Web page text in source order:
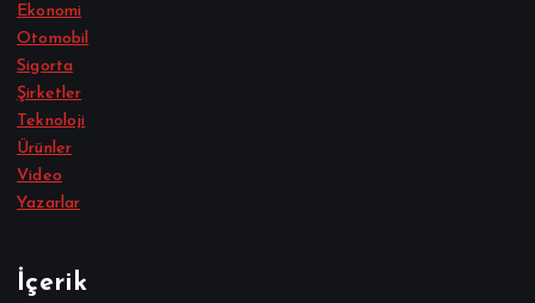
Ekonomi
Otomobil
Sigorta
Şirketler
Teknoloji
Ürünler
Video
Yazarlar
İçerik